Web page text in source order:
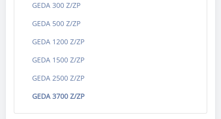
GEDA 300 Z/ZP
GEDA 500 Z/ZP
GEDA 1200 Z/ZP
GEDA 1500 Z/ZP
GEDA 2500 Z/ZP
GEDA 3700 Z/ZP